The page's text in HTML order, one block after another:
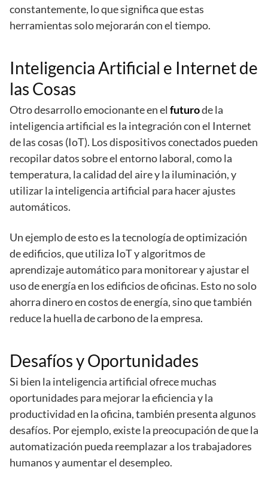
constantemente, lo que significa que estas
herramientas solo mejorarán con el tiempo.
Inteligencia Artificial e Internet de
las Cosas
Otro desarrollo emocionante en el futurode la
inteligencia artificial es la integración con el Internet
de las cosas (IoT). Los dispositivos conectados pueden
recopilar datos sobre el entorno laboral, como la
temperatura, la calidad del aire y la iluminación, y
utilizar la inteligencia artificial para hacer ajustes
automáticos.
Un ejemplo de esto es la tecnología de optimización
de edificios, que utiliza IoT y algoritmos de
aprendizaje automático para monitorear y ajustar el
uso de energía en los edificios de oficinas. Esto no solo
ahorra dinero en costos de energía, sino que también
reduce la huella de carbono de la empresa.
Desafíos y Oportunidades
Si bien la inteligencia artificial ofrece muchas
oportunidades para mejorar la eficiencia y la
productividad en la oficina, también presenta algunos
desafíos. Por ejemplo, existe la preocupación de que la
automatización pueda reemplazar a los trabajadores
humanos y aumentar el desempleo.